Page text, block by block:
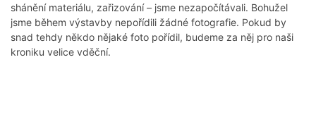
shánění materiálu, zařizování – jsme nezapočítávali. Bohužel
jsme během výstavby nepořídili žádné fotografie. Pokud by
snad tehdy někdo nějaké foto pořídil, budeme za něj pro naši
kroniku velice vděční.